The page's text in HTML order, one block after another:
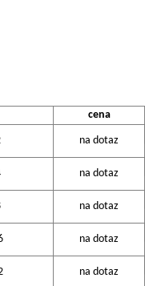
cena
na dotaz
na dotaz
na dotaz
na dotaz
na dotaz